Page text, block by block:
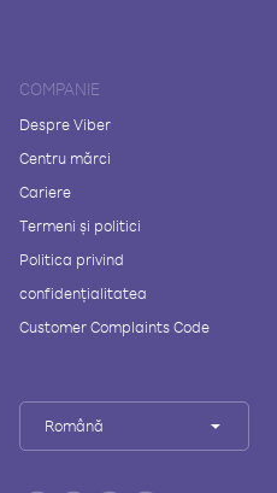
COMPANIE
Despre Viber
Centru mărci
Cariere
Termeni și politici
Politica privind
confidențialitatea
Customer Complaints Code
Română